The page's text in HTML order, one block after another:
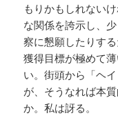
もりかもしれない
な関係を誇示し、
察に懇願したりす
獲得目標が極めて
い。街頭から「ヘ
が、そうなれば本
か。私は訝る。